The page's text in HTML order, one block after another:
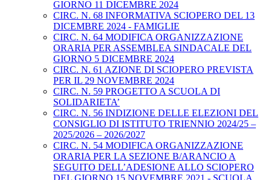
GIORNO 11 DICEMBRE 2024
CIRC. N. 68 INFORMATIVA SCIOPERO DEL 13
DICEMBRE 2024 - FAMIGLIE
CIRC. N. 64 MODIFICA ORGANIZZAZIONE
ORARIA PER ASSEMBLEA SINDACALE DEL
GIORNO 5 DICEMBRE 2024
CIRC. N. 61 AZIONE DI SCIOPERO PREVISTA
PER IL 29 NOVEMBRE 2024
CIRC. N. 59 PROGETTO A SCUOLA DI
SOLIDARIETA’
CIRC. N. 56 INDIZIONE DELLE ELEZIONI DEL
CONSIGLIO DI ISTITUTO TRIENNIO 2024/25 –
2025/2026 – 2026/2027
CIRC. N. 54 MODIFICA ORGANIZZAZIONE
ORARIA PER LA SEZIONE B/ARANCIO A
SEGUITO DELL’ADESIONE ALLO SCIOPERO